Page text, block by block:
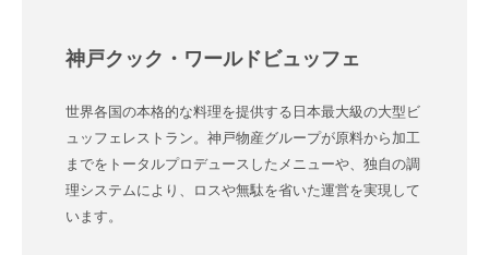
神戸クック・ワールドビュッフェ
世界各国の本格的な料理を提供する日本最大級の大型ビ
ュッフェレストラン。神戸物産グループが原料から加工
までをトータルプロデュースしたメニューや、独自の調
理システムにより、ロスや無駄を省いた運営を実現して
います。